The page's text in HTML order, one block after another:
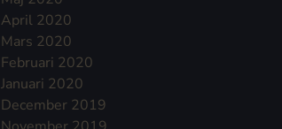
April 2020
Mars 2020
Februari 2020
Januari 2020
December 2019